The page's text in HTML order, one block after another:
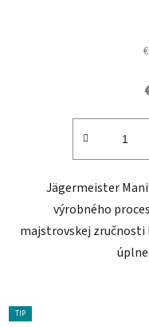
Jägermeister
výrobného
majstrovskej zručnosti
TIP